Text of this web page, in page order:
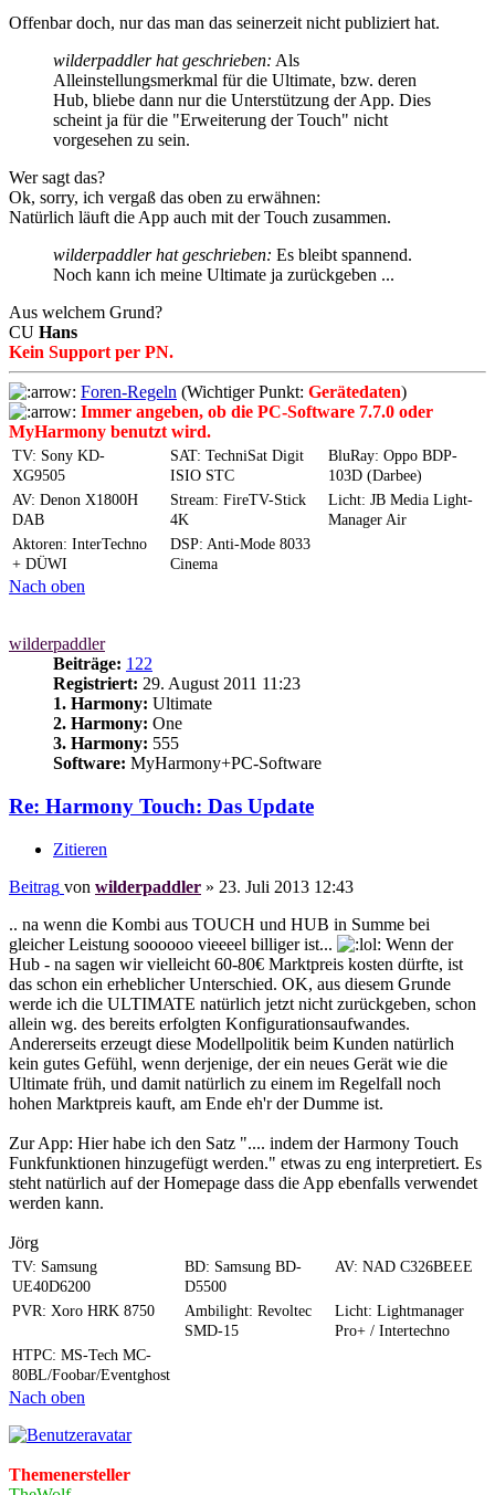
Offenbar doch, nur das man das seinerzeit nicht publiziert hat.
wilderpaddler hat geschrieben: Als
Alleinstellungsmerkmal für die Ultimate, bzw. deren
Hub, bliebe dann nur die Unterstützung der App. Dies
scheint ja für die "Erweiterung der Touch" nicht
vorgesehen zu sein.
Wer sagt das?
Ok, sorry, ich vergaß das oben zu erwähnen:
Natürlich läuft die App auch mit der Touch zusammen.
wilderpaddler hat geschrieben: Es bleibt spannend.
Noch kann ich meine Ultimate ja zurückgeben ...
Aus welchem Grund?
CU Hans
Kein Support per PN.
Foren-Regeln (Wichtiger Punkt: Gerätedaten)
Immer angeben, ob die PC-Software 7.7.0 oder
MyHarmony benutzt wird.
TV: Sony KD-
XG9505
SAT: TechniSat Digit
ISIO STC
BluRay: Oppo BDP-
103D (Darbee)
AV: Denon X1800H
DAB
Stream: FireTV-Stick
4K
Licht: JB Media Light-
Manager Air
Aktoren: InterTechno
+ DÜWI
DSP: Anti-Mode 8033
Cinema
Nach oben
wilderpaddler
Beiträge: 122
Registriert: 29. August 2011 11:23
1. Harmony: Ultimate
2. Harmony: One
3. Harmony: 555
Software: MyHarmony+PC-Software
Re: Harmony Touch: Das Update
Zitieren
Beitrag von wilderpaddler » 23. Juli 2013 12:43
.. na wenn die Kombi aus TOUCH und HUB in Summe bei
gleicher Leistung soooooo vieeeel billiger ist...
Wenn der
Hub - na sagen wir vielleicht 60-80€ Marktpreis kosten dürfte, ist
das schon ein erheblicher Unterschied. OK, aus diesem Grunde
werde ich die ULTIMATE natürlich jetzt nicht zurückgeben, schon
allein wg. des bereits erfolgten Konfigurationsaufwandes.
Andererseits erzeugt diese Modellpolitik beim Kunden natürlich
kein gutes Gefühl, wenn derjenige, der ein neues Gerät wie die
Ultimate früh, und damit natürlich zu einem im Regelfall noch
hohen Marktpreis kauft, am Ende eh'r der Dumme ist.
Zur App: Hier habe ich den Satz ".... indem der Harmony Touch
Funkfunktionen hinzugefügt werden." etwas zu eng interpretiert. Es
steht natürlich auf der Homepage dass die App ebenfalls verwendet
werden kann.
Jörg
TV: Samsung
UE40D6200
BD: Samsung BD-
D5500
AV: NAD C326BEEE
PVR: Xoro HRK 8750
Ambilight: Revoltec
SMD-15
Licht: Lightmanager
Pro+ / Intertechno
HTPC: MS-Tech MC-
80BL/Foobar/Eventghost
Nach oben
Themenersteller